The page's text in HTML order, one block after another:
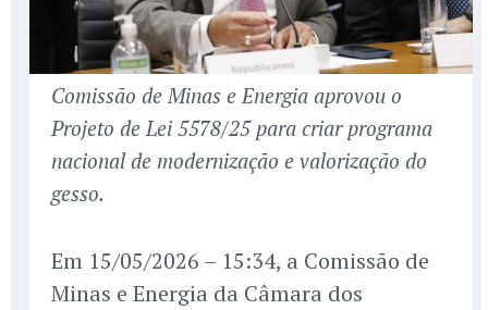
Comissão de Minas e Energia aprovou o
Projeto de Lei 5578/25 para criar programa
nacional de modernização e valorização do
gesso.
Em 15/05/2026 – 15:34, a Comissão de
Minas e Energia da Câmara dos